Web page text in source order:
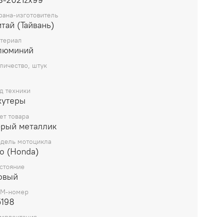
хонда леад 90 honda lead HF05E
ремонтный размер +0,25 (диам.48,25 р.12)
SEE
изготовитель
(Тайвань)
штук
техники
товара
металлик
мотоцикла
(Honda)
номер